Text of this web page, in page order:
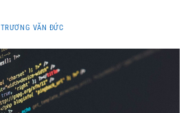
TRƯƠNG VĂN ĐỨC